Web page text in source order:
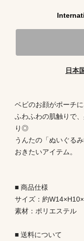
日本
ベビのお顔がポーチに
ふわふわの肌触りで
り◎
うんたの「ぬいぐる
おきたいアイテム。
■ 商品仕様
サイズ：約
素材：ポリエステル
■ 送料について